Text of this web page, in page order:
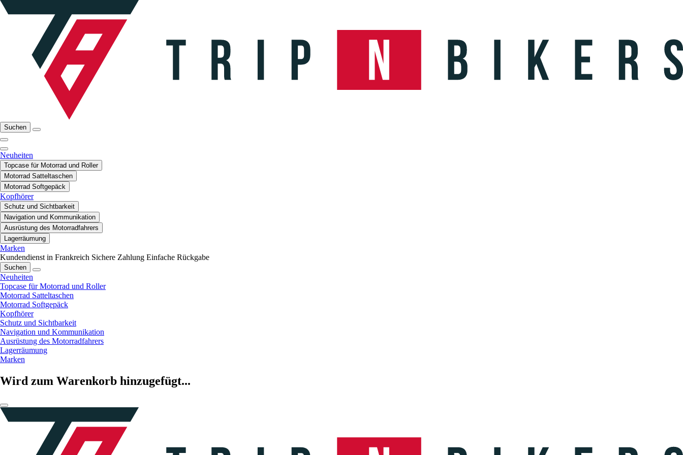
Suchen
Neuheiten
Topcase für Motorrad und Roller
Motorrad Satteltaschen
Motorrad Softgepäck
Kopfhörer
Schutz und Sichtbarkeit
Navigation und Kommunikation
Ausrüstung des Motorradfahrers
Lagerräumung
Marken
Kundendienst in Frankreich Sichere Zahlung Einfache Rückgabe
Suchen
Neuheiten
Topcase für Motorrad und Roller
Motorrad Satteltaschen
Motorrad Softgepäck
Kopfhörer
Schutz und Sichtbarkeit
Navigation und Kommunikation
Ausrüstung des Motorradfahrers
Lagerräumung
Marken
Wird zum Warenkorb hinzugefügt...